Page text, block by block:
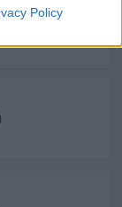
Policy
Sound első